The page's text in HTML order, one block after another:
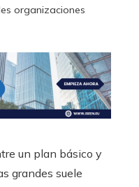
organizaciones
un plan básico y
grandes suele